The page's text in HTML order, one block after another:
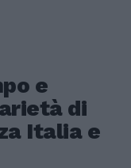
e
di
Italia e